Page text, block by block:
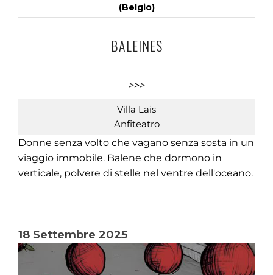
(Belgio)
BALEINES
>>>
Villa Lais
Anfiteatro
Donne senza volto che vagano senza sosta in un
viaggio immobile. Balene che dormono in
verticale, polvere di stelle nel ventre dell'oceano.
18 Settembre 2025